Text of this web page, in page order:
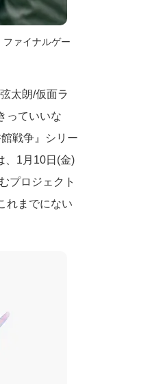
ァイナルゲー
太朗/仮面ラ
っていいな
戦争』シリー
、1月10日(金)
プロジェクト
れまでにない